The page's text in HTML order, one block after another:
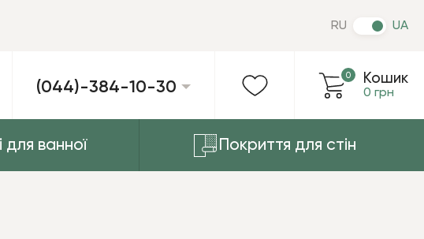
(044)-384-10-30
Кошик
0 грн
0
RU UA
для ванної Покриття для стін